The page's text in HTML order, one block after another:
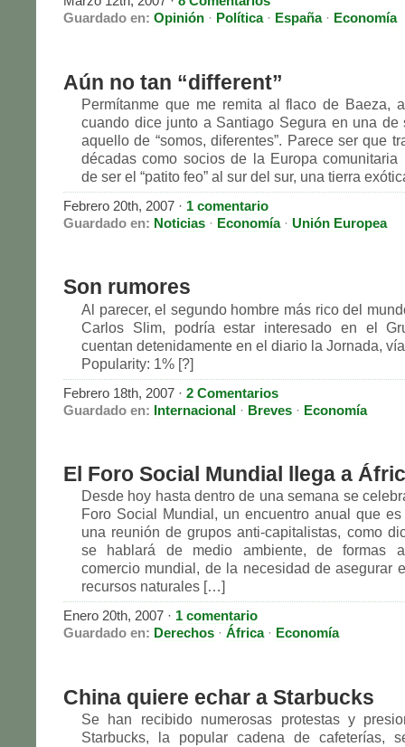
Guardado en: Opinión · Política· España· Economía
Aún no tan “different”
Permítanme que me remita al flaco de Baeza,
cuando dice junto a Santiago Segura en una de
aquello de “somos, diferentes”. Parece ser que
décadas como socios de la Europa comunitaria
de ser el “patito feo” al sur del sur, una tierra
Febrero 20th, 2007 · 1 comentario
Guardado en: Noticias · Economía· Unión Europea
Son rumores
Al parecer, el segundo hombre más rico del
Carlos Slim, podría estar interesado en el
cuentan detenidamente en el diario la Jornada,
Popularity: 1% [?]
Febrero 18th, 2007 · 2 Comentarios
Guardado en: Internacional · Breves · Economía
El Foro Social Mundial llega a
Desde hoy hasta dentro de una semana se
Foro Social Mundial, un encuentro anual que
una reunión de grupos anti-capitalistas, como
se hablará de medio ambiente, de formas
comercio mundial, de la necesidad de asegurar
recursos naturales […]
Enero 20th, 2007 · 1 comentario
Guardado en: Derechos · África· Economía
China quiere echar a Starbucks
Se han recibido numerosas protestas y
Starbucks, la popular cadena de cafeterías,